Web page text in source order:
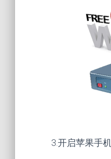
3.开启苹果手